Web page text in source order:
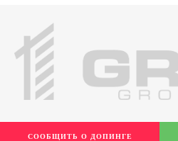
СООБЩИТЬ О ДОПИНГЕ